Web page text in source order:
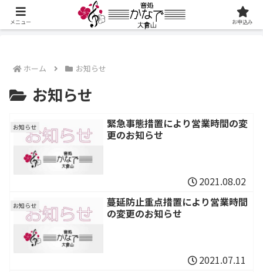
ホーム お知らせ
お知らせ
お知らせ
緊急事態措置により営業時間の変
更のお知らせ
2021.08.02
お知らせ
蔓延防止重点措置により営業時間
の変更のお知らせ
2021.07.11
メニュー お申込み